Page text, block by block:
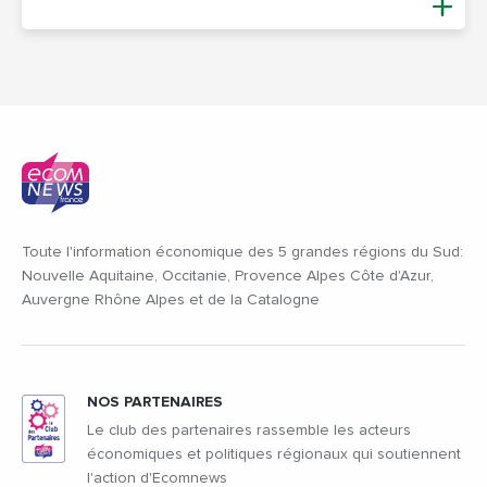
Toute l'information économique des 5 grandes régions du Sud:
Nouvelle Aquitaine, Occitanie, Provence Alpes Côte d'Azur,
Auvergne Rhône Alpes et de la Catalogne
NOS PARTENAIRES
Le club des partenaires rassemble les acteurs
économiques et politiques régionaux qui soutiennent
l'action d'Ecomnews